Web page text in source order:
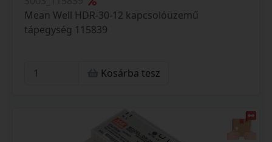
Mean Well HDR-30-12 kapcsolóüzemű
tápegység 115839
Kosárba tesz